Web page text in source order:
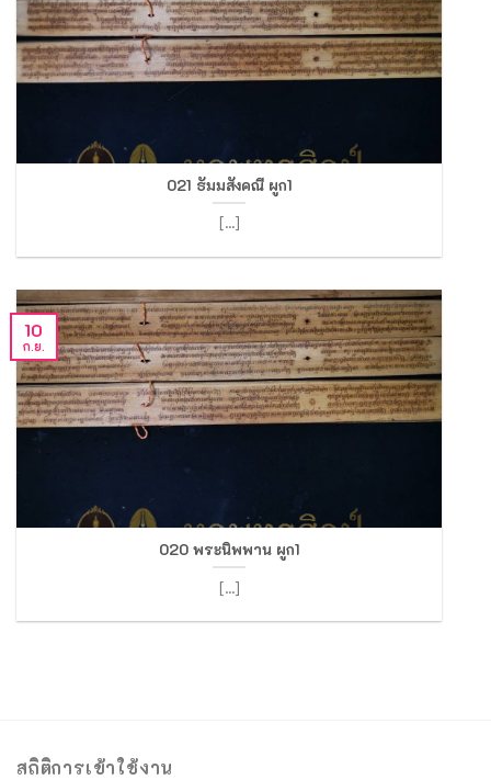
021 ธัมมสังคณี ผูก1
[...]
020 พระนิพพาน ผูก1
[...]
10
ก.ย.
สถิติการเข้าใช้งาน